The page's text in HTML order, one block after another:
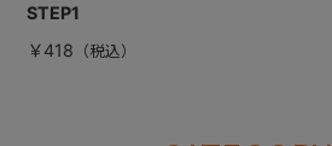
STEP1
￥418